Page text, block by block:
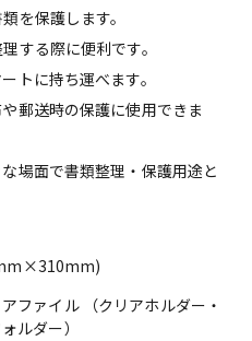
を保護します。
する際に便利です。
トに持ち運べます。
郵送時の保護に使用できま
場面で書類整理・保護用途と
ファイル （クリアホルダー・
ルダー）